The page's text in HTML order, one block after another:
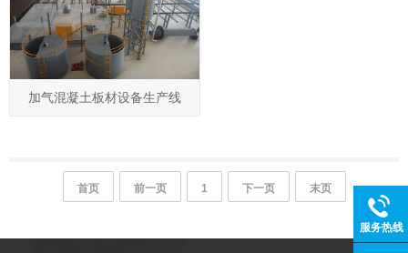
加气混凝土板材设备生产线
首页 前一页 1 下一页 末页
服务热线